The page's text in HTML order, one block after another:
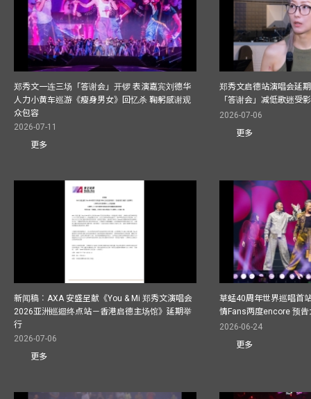
郑秀文一连三场「答谢会」开锣 表演嘉宾刘德华
人力小黄车巡游《瘦身男女》回忆杀 鞠躬感谢观
众包容
2026-07-11
更多
郑秀文启德站演唱会延
「答谢会」减低歌迷受
2026-07-06
更多
新闻稿︰AXA 安盛呈献《You & Mi 郑秀文演唱会
2026亚洲巡迴终点站－香港启德主场馆》延期举
行
2026-07-06
更多
草蜢40周年世界巡唱首
情Fans两度encore 预
2026-06-24
更多